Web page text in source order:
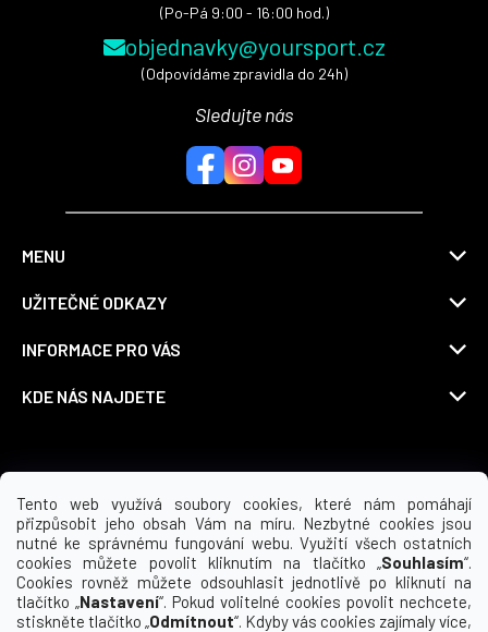
Tento web využívá soubory cookies, které nám pomáhají
přizpůsobit jeho obsah Vám na míru. Nezbytné cookies jsou
nutné ke správnému fungování webu. Využití všech ostatních
cookies můžete povolit kliknutím na tlačítko „Souhlasím“.
Cookies rovněž můžete odsouhlasit jednotlivě po kliknutí na
tlačítko „Nastavení“. Pokud volitelné cookies povolit nechcete,
stiskněte tlačítko „Odmítnout“. Kdyby vás cookies zajímaly více,
(Po-Pá 9:00 - 16:00 hod.)
objednavky@yoursport.cz
(Odpovídáme zpravidla do 24h)
Sledujte nás
MENU
UŽITEČNÉ ODKAZY
INFORMACE PRO VÁS
KDE NÁS NAJDETE
Možnosti dopravy